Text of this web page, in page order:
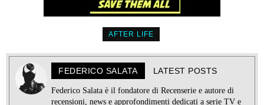
AFTER LIFE
FEDERICO SALATA LATEST POSTS
Federico Salata è il fondatore di Recenserie e autore di
recensioni, news e approfondimenti dedicati a serie TV e